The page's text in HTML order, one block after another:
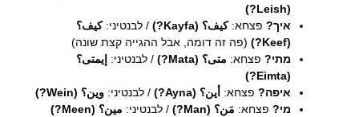
(Leish?)
איך?פצחא:كيف؟ (Kayfa?) / לבנטיני:كيف؟
(Keef?)
(פה זה דומה, אבל ההגייה קצת שונה)
מתי?פצחא: متى؟ (Mata?) / לבנטיני: إيمتى؟
(Eimta?)
איפה?פצחא: أين؟ (Ayna?) / לבנטיני: وين؟ (Wein?)
מי?פצחא: مَن؟ (Man?) / לבנטיני: مين؟ (Meen?)